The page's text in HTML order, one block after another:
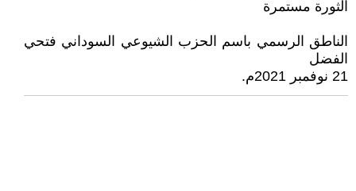
الثورة مستمرة
الناطق الرسمي باسم الحزب الشيوعي السوداني فتحي
الفضل
21 نوفمبر 2021م.